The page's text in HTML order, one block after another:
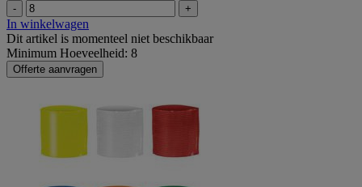
- +
In winkelwagen
Dit artikel is momenteel niet beschikbaar
Minimum Hoeveelheid: 8
Offerte aanvragen